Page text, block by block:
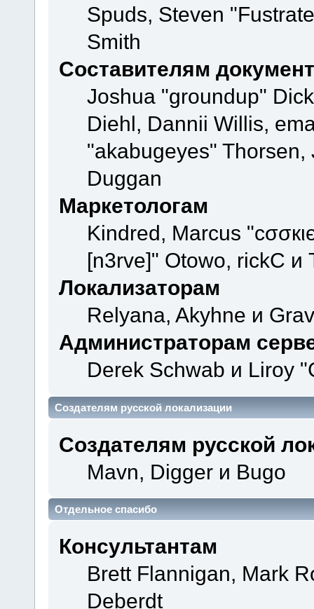
Spuds, Steven
Smith
Составителям
Joshua "groundup"
Diehl, Dannii Willis,
"akabugeyes"
Duggan
Маркетологам
Kindred, Marcus
[n3rve]" Otowo, rickC и
Локализаторам
Relyana, Akyhne и
Администраторам
Derek Schwab и Liroy
Создателям русской локализации
Создателям русской
Mavn, Digger и Bugo
Отдельное спасибо
Консультантам
Brett Flannigan, Mark
Deberdt